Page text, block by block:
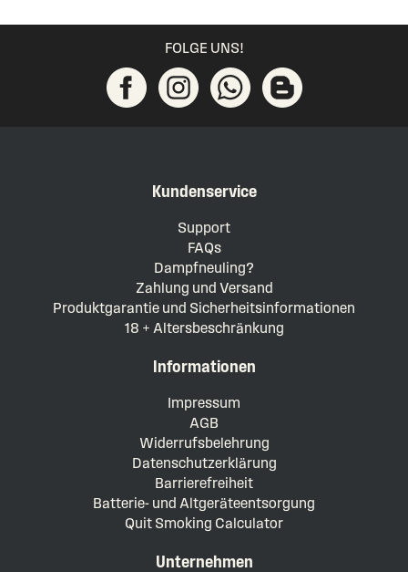
FOLGE UNS!
Kundenservice
Support
FAQs
Dampfneuling?
Zahlung und Versand
Produktgarantie und Sicherheitsinformationen
18 + Altersbeschränkung
Informationen
Impressum
AGB
Widerrufsbelehrung
Datenschutzerklärung
Barrierefreiheit
Batterie- und Altgeräteentsorgung
Quit Smoking Calculator
Unternehmen